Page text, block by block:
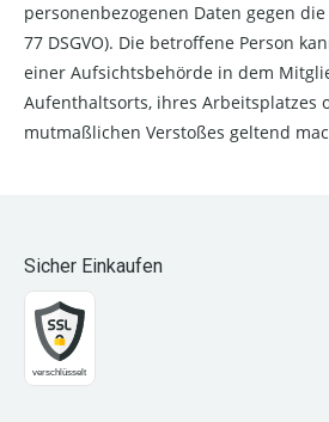
personenbezogenen Daten gegen die
77 DSGVO). Die betroffene Person
einer Aufsichtsbehörde in dem
Aufenthaltsorts, ihres Arbeitsplatzes
mutmaßlichen Verstoßes geltend
Sicher Einkaufen